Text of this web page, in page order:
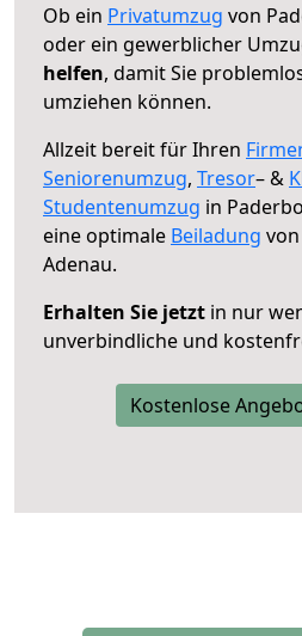
Ob ein Privatumzug von
oder ein gewerblicher
helfen, damit Sie
umziehen können.
Allzeit bereit für Ihren
Seniorenumzug, Tresor– &
Studentenumzug in
eine optimale Beiladung
Adenau.
Erhalten Sie jetzt in nur
unverbindliche und
Kostenlose